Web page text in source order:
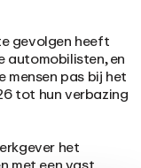
gevolgen heeft
automobilisten, en
mensen pas bij het
tot hun verbazing
het